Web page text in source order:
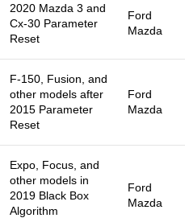
2020 Mazda 3 and
Cx-30 Parameter
Reset
Ford
Mazda
F-150, Fusion, and
other models after
2015 Parameter
Reset
Ford
Mazda
Expo, Focus, and
other models in
2019 Black Box
Algorithm
Ford
Mazda